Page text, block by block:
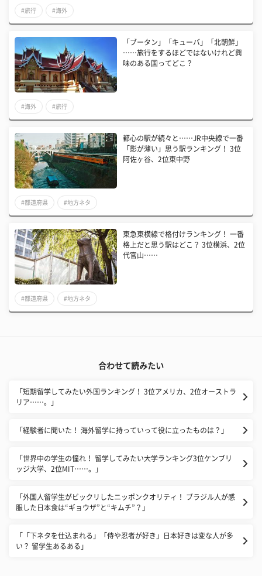
#旅行 #海外
「ブータン」「キューバ」「北朝鮮」
……旅行をするほどではないけれど興
味のある国ってどこ？
#海外 #旅行
都心の駅が続々と……JR中央線で一番
「影が薄い」思う駅ランキング！ 3位
阿佐ヶ谷、2位東中野
#都道府県 #地方ネタ
東急東横線で格付けランキング！ 一番
格上だと思う駅はどこ？ 3位横浜、2位
代官山……
#都道府県 #地方ネタ
合わせて読みたい
「短期留学してみたい外国ランキング！ 3位アメリカ、2位オーストラ
リア……。」
「経験者に聞いた！ 海外留学に持っていって役に立ったものは？」
「世界中の学生の憧れ！ 留学してみたい大学ランキング3位ケンブリ
ッジ大学、2位MIT……。」
「外国人留学生がビックリしたニッポンクオリティ！ ブラジル人が感
服した日本食は“ギョウザ”と“キムチ”？」
「「下ネタを仕込まれる」「侍や忍者が好き」日本好きは変な人が多
い？ 留学生あるある」